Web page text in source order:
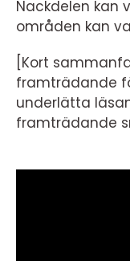
Nackdelen kan
områden kan
[Kort
framträdande
underlätta
framträdande